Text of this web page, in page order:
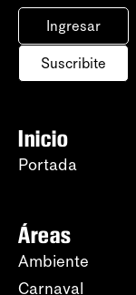
Ingresar
Suscribite
Inicio
Portada
Áreas
Ambiente
Carnaval